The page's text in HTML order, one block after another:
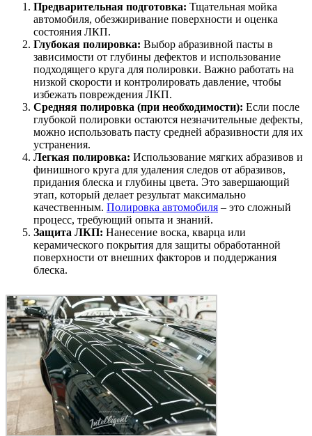
Предварительная подготовка: Тщательная мойка
автомобиля, обезжиривание поверхности и оценка
состояния ЛКП.
Глубокая полировка: Выбор абразивной пасты в
зависимости от глубины дефектов и использование
подходящего круга для полировки. Важно работать на
низкой скорости и контролировать давление, чтобы
избежать повреждения ЛКП.
Средняя полировка (при необходимости): Если после
глубокой полировки остаются незначительные дефекты,
можно использовать пасту средней абразивности для их
устранения.
Легкая полировка: Использование мягких абразивов и
финишного круга для удаления следов от абразивов,
придания блеска и глубины цвета. Это завершающий
этап, который делает результат максимально
качественным. Полировка автомобиля – это сложный
процесс, требующий опыта и знаний.
Защита ЛКП: Нанесение воска, кварца или
керамического покрытия для защиты обработанной
поверхности от внешних факторов и поддержания
блеска.